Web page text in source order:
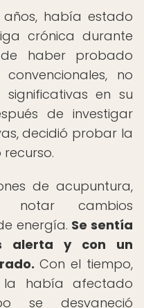
había estado
crónica durante
haber probado
no
significativas en su
de investigar
decidió probar la
de acupuntura,
cambios
energía. Se sentía
alerta y con un
Con el tiempo,
había afectado
se desvaneció